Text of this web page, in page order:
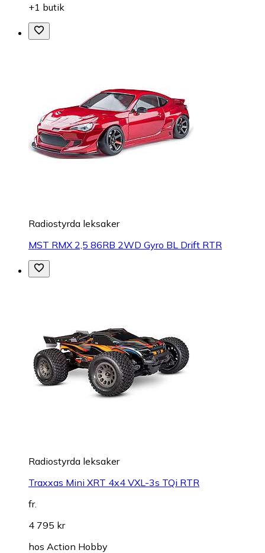
+1 butik
Radiostyrda leksaker
MST RMX 2,5 86RB 2WD Gyro BL Drift RTR
Radiostyrda leksaker
Traxxas Mini XRT 4x4 VXL-3s TQi RTR
fr.
4 795 kr
hos Action Hobby